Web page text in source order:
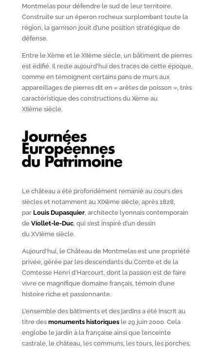
Montmelas pour défendre le sud de leur territoire.
Construite sur un éperon rocheux surplombant toute la
région, la garnison jouit d’une position stratégique de
défense.
Entre le Xèmeet le XIIèmesiècle, un bâtiment de pierres
est édifié. Il reste aujourd’hui des traces de cette époque,
comme en témoignent certains pans de murs aux
appareillages de pierres dit en « arêtes de poisson », très
caractéristique des constructions du Xèmeau
XIIèmesiècle.
Le château a été profondément remanié au cours des
siècles et notamment au XIXèmesiècle, après 1828,
par Louis Dupasquier, architecte lyonnais contemporain
de Viollet-le-Duc, qui s’est inspiré d’un dessin
du XVIèmesiècle.
Aujourd’hui, le Château de Montmelas est une propriété
privée, gérée par les descendants du Comte et de la
Comtesse Henri d’Harcourt, dont la passion est de faire
vivre ce magnifique domaine français, témoin d’une
histoire riche et passionnante.
L’ensemble des bâtiments et des jardins a été inscrit au
titre des monuments historiquesle 29 juin 2000. Cela
englobe le jardin à la française ainsi que l’enceinte
castrale, le château, les communs, les tours, les porches,